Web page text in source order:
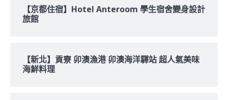
【京都住宿】Hotel Anteroom 學生宿舍變身設計
旅館
【新北】貢寮 卯澳漁港 卯澳海洋驛站 超人氣美味
海鮮料理